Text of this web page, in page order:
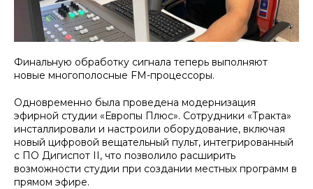
Финальную обработку сигнала теперь выполняют
новые многополосные FM-процессоры.
Одновременно была проведена модернизация
эфирной студии «Европы Плюс». Сотрудники «Тракта»
инсталлировали и настроили оборудование, включая
новый цифровой вещательный пульт, интегрированный
с ПО Дигиспот II, что позволило расширить
возможности студии при создании местных программ в
прямом эфире.